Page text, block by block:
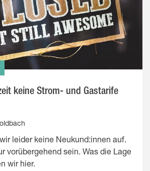
keine Strom- und Gastarife
leider keine Neukund:innen auf.
vorübergehend sein. Was die Lage
wir hier.